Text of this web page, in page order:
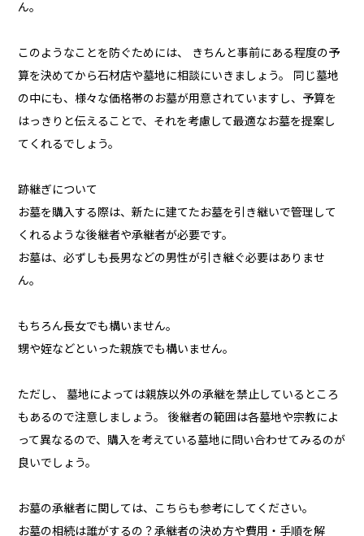
ん。
このようなことを防ぐためには、 きちんと事前にある程度の予
算を決めてから石材店や墓地に相談にいきましょう。 同じ墓地
の中にも、様々な価格帯のお墓が用意されていますし、予算を
はっきりと伝えることで、それを考慮して最適なお墓を提案し
てくれるでしょう。
跡継ぎについて
お墓を購入する際は、新たに建てたお墓を引き継いで管理して
くれるような後継者や承継者が必要です。
お墓は、必ずしも長男などの男性が引き継ぐ必要はありませ
ん。
もちろん長女でも構いません。
甥や姪などといった親族でも構いません。
ただし、 墓地によっては親族以外の承継を禁止しているところ
もあるので注意しましょう。 後継者の範囲は各墓地や宗教によ
って異なるので、購入を考えている墓地に問い合わせてみるのが
良いでしょう。
お墓の承継者に関しては、こちらも参考にしてください。
お墓の相続は誰がするの？承継者の決め方や費用・手順を解